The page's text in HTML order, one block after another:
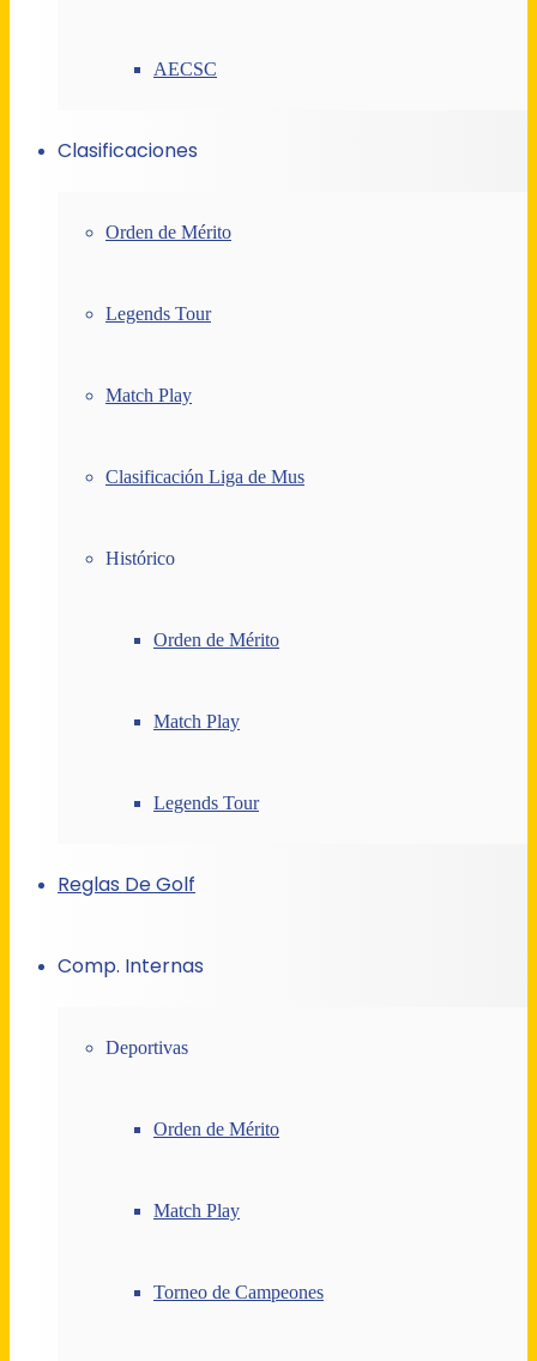
AECSC
Clasificaciones
Orden de Mérito
Legends Tour
Match Play
Clasificación Liga de Mus
Histórico
Orden de Mérito
Match Play
Legends Tour
Reglas De Golf
Comp. Internas
Deportivas
Orden de Mérito
Match Play
Torneo de Campeones